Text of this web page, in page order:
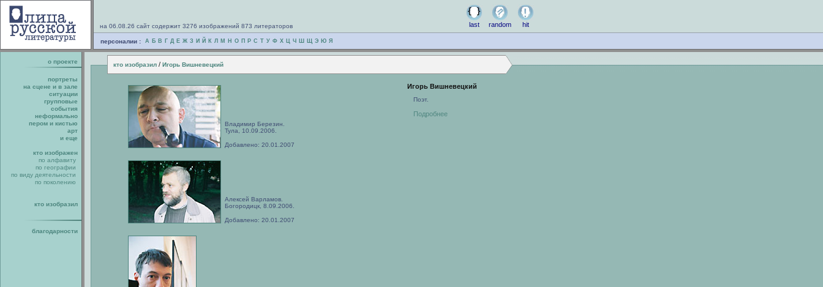
на 06.08.26 сайт содержит 3276 изображений 873 литераторов last random hit
персоналии : А Б В Г Д Е Ж З И Й К Л М Н О П Р С Т У Ф Х Ц Ч Ш Щ Э Ю Я
о проекте кто изобразил / Игорь Вишневецкий
портреты
на сцене и в зале
ситуации
групповые
события
неформально
пером и кистью
арт
и еще
кто изображен
по алфавиту
по географии
по виду деятельности
по поколению
кто изобразил
благодарности
Владимир Березин.
Тула, 10.09.2006.
Добавлено: 20.01.2007
Алексей Варламов.
Богородицк, 8.09.2006.
Добавлено: 20.01.2007
Игорь Вишневецкий
Поэт.
Подробнее